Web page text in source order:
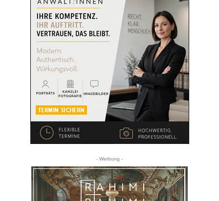
- Werbung -